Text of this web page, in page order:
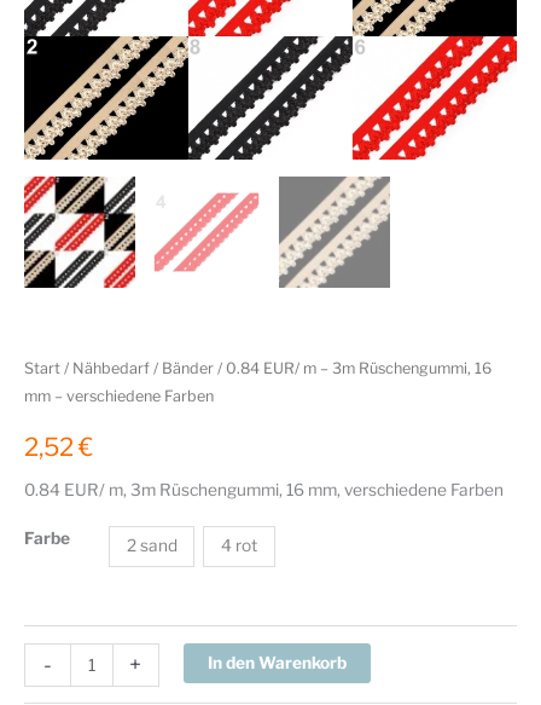
Start / Nähbedarf / Bänder / 0.84 EUR/ m – 3m Rüschengummi, 16
mm – verschiedene Farben
2,52€
0.84 EUR/ m, 3m Rüschengummi, 16 mm, verschiedene Farben
Farbe 2 sand 4 rot
-
EUR/
+ In den Warenkorb